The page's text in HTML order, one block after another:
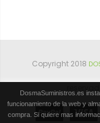
DosmaSuministros.es
funcionamiento de la web y
compra. Si quiere mas
Copyright 2018